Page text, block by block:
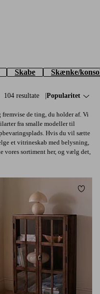
Skabe Skænke/
104 resultate Sorter efter:
Popularitet
de ting, du holder af. Vi
fra smalle modeller til
Hvis du vil sætte
et vitrineskab med belysning,
vores sortiment her, og vælg det,